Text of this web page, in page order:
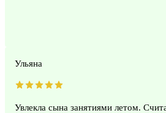
Ульяна
Увлекла сына занятиями летом.